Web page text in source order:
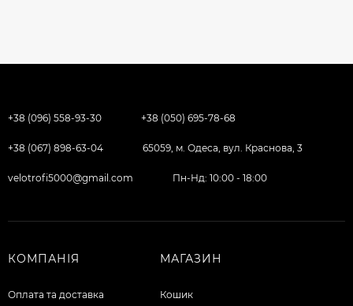
+38 (096) 558-93-30 +38 (050) 695-78-68
+38 (067) 898-63-04 65059, м. Одеса, вул. Краснова, 3
velotrofi5000@gmail.com Пн-Нд: 10:00 - 18:00
КОМПАНІЯ
Оплата та доставка
МАГАЗИН
Кошик